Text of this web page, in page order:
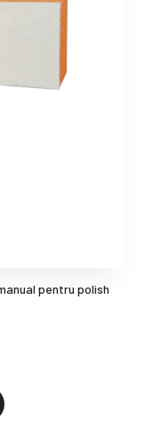
pentru polish